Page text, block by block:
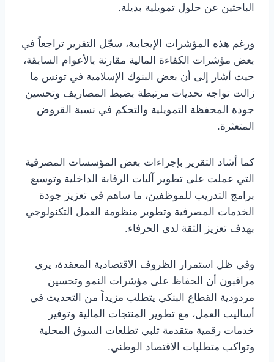
الباحثين عن حلول تمويلية بديلة.
ورغم هذه المؤشرات الإيجابية، سجّل التقرير تراجعاً في
بعض مؤشرات الكفاءة المالية مقارنة بالأعوام السابقة،
حيث أشار إلى أن بعض البنوك الإسلامية في تونس ما
زالت تواجه تحديات مرتبطة بضبط المصاريف وتحسين
جودة المحفظة التمويلية والتحكم في نسبة القروض
المتعثرة.
كما أشاد التقرير بإجراءات بعض المؤسسات المصرفية
التي عملت على تطوير آليات الرقابة الداخلية وتوسيع
برامج التدريب للموظفين، ما ساهم في تعزيز جودة
الخدمات المصرفية وتطوير منظومة العمل التكنولوجي
بهدف تعزيز الثقة لدى الحرفاء.
وفي ظل استمرار الظروف الاقتصادية المعقدة، يرى
مراقبون أن الحفاظ على مؤشرات النمو وتحسين
مردودية القطاع البنكي يتطلب مزيداً من التحديث في
أساليب العمل، مع تطوير المنتجات المالية وتوفير
خدمات رقمية متقدمة تلبي تطلعات السوق المحلية
وتواكب متطلبات الاقتصاد الوطني.